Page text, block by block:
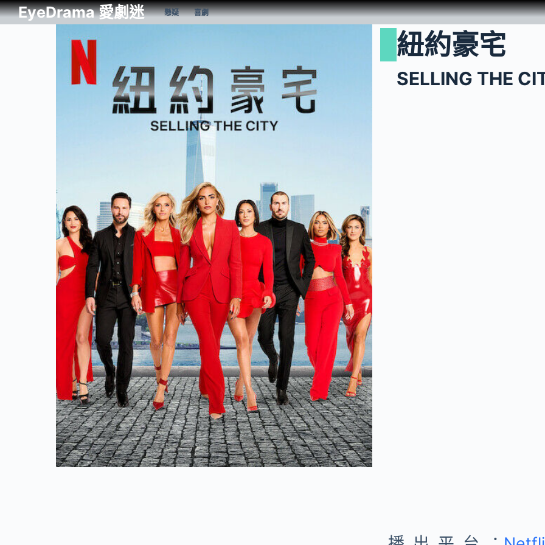
EyeDrama 愛劇迷 懸疑 喜劇
紐約豪宅
SELLING THE